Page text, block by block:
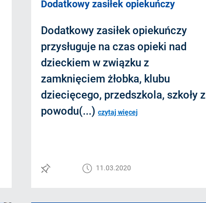
Dodatkowy zasiłek opiekuńczy
Dodatkowy zasiłek opiekuńczy
przysługuje na czas opieki nad
dzieckiem w związku z
zamknięciem żłobka, klubu
dziecięcego, przedszkola, szkoły z
powodu(...)czytaj więcej
11.03.2020